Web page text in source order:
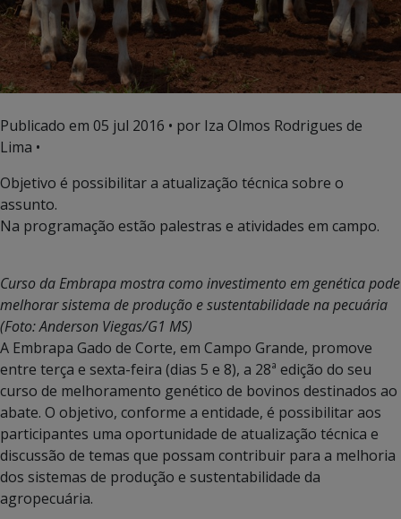
Publicado em 05 jul 2016 • por Iza Olmos Rodrigues de
Lima •
Objetivo é possibilitar a atualização técnica sobre o
assunto.
Na programação estão palestras e atividades em campo.
Curso da Embrapa mostra como investimento em genética pode
melhorar sistema de produção e sustentabilidade na pecuária
(Foto: Anderson Viegas/G1 MS)
A Embrapa Gado de Corte, em Campo Grande, promove
entre terça e sexta-feira (dias 5 e 8), a 28ª edição do seu
curso de melhoramento genético de bovinos destinados ao
abate. O objetivo, conforme a entidade, é possibilitar aos
participantes uma oportunidade de atualização técnica e
discussão de temas que possam contribuir para a melhoria
dos sistemas de produção e sustentabilidade da
agropecuária.